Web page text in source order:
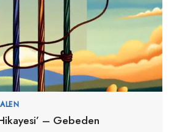
– Gebeden